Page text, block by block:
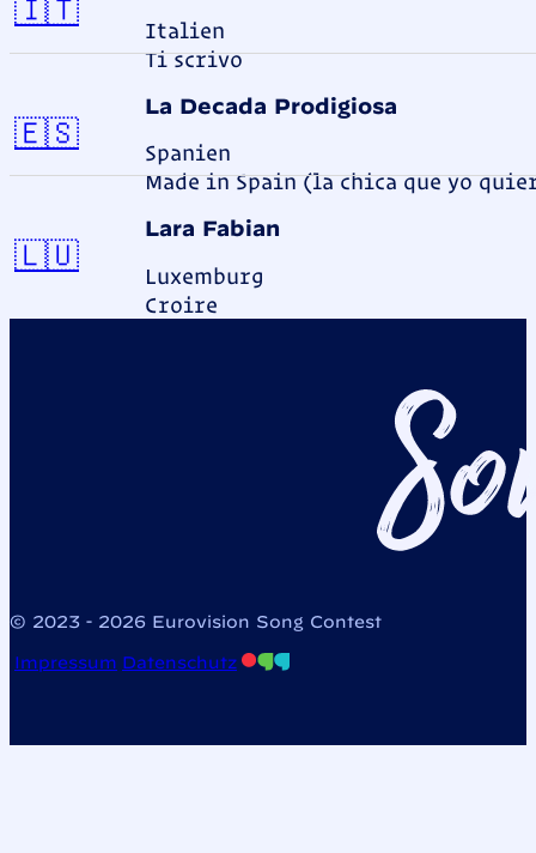
Italien
Ti scrivo
🇮🇹Italien
La Decada Prodigiosa
Spanien
Made in Spain (la chica que yo
🇪🇸Spanien
Lara Fabian
Luxemburg
Croire
🇱🇺Luxemburg
© 2023 - 2026 Eurovision Song Contest
Impressum Datenschutz